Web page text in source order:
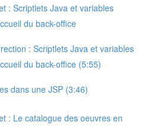
: Scriptlets Java et variables
du back-office
: Scriptlets Java et variables
du back-office (5:55)
dans une JSP (3:46)
: Le catalogue des oeuvres en